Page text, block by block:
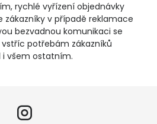
rychlé vyřízení objednávky
zákazníky v případě reklamace
bezvadnou komunikaci se
potřebám zákazníků
všem ostatním.